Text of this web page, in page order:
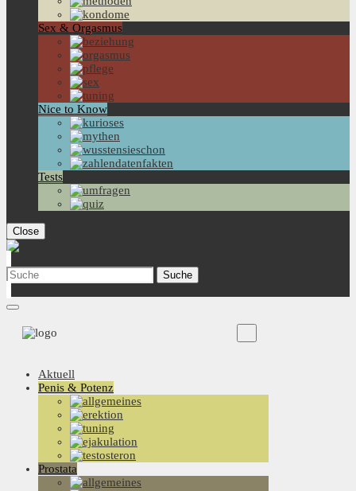
Sex & Orgasmus
Nice to Know
Tests
Close
Aktuell
Penis & Potenz
Prostata